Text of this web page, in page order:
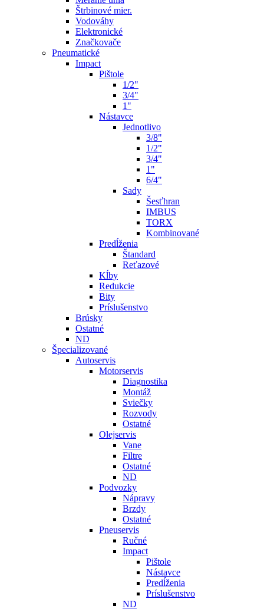
Štrbinové mier.
Vodováhy
Elektronické
Značkovače
Pneumatické
Impact
Pištole
1/2"
3/4"
1"
Nástavce
Jednotlivo
3/8"
1/2"
3/4"
1"
6/4"
Sady
Šesťhran
IMBUS
TORX
Kombinované
Predĺženia
Štandard
Reťazové
Kĺby
Redukcie
Bity
Príslušenstvo
Brúsky
Ostatné
ND
Špecializované
Autoservis
Motorservis
Diagnostika
Montáž
Sviečky
Rozvody
Ostatné
Olejservis
Vane
Filtre
Ostatné
ND
Podvozky
Nápravy
Brzdy
Ostatné
Pneuservis
Ručné
Impact
Pištole
Nástavce
Predĺženia
Príslušenstvo
ND